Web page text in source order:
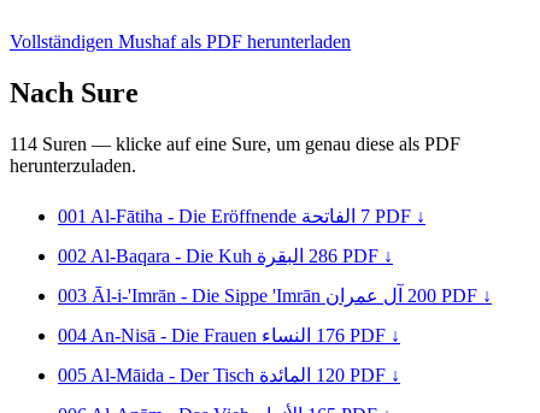
Vollständigen Mushaf als PDF herunterladen
Nach Sure
114 Suren — klicke auf eine Sure, um genau diese als PDF
herunterzuladen.
001 Al-Fātiha - Die Eröffnende الفاتحة 7 PDF ↓
002 Al-Baqara - Die Kuh البقرة 286 PDF ↓
003 Āl-i-'Imrān - Die Sippe 'Imrān آل عمران 200 PDF ↓
004 An-Nisā - Die Frauen النساء 176 PDF ↓
005 Al-Māida - Der Tisch المائدة 120 PDF ↓